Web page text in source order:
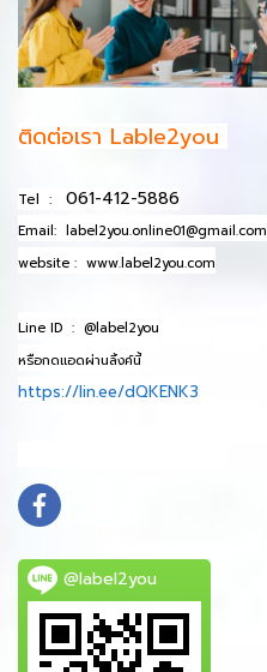
ติดต่อเรา Lable2you
Tel : 061-412-5886
Email: label2you.online01@gmail.com
website : www.label2you.com
Line ID : @label2you
หรือกดแอดผ่านลิ้งค์นี้
https://lin.ee/dQKENK3
@label2you